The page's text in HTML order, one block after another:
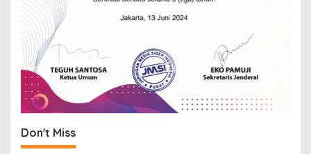
Don't Miss